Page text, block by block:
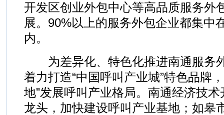
开发区创业外包中心等高品质服务外
展。90%以上的服务外包企业都集中
内。
为差异化、特色化推进南通服务
着力打造“中国呼叫产业城”特色品牌
地”发展呼叫产业格局。南通经济技
龙头，加快建设呼叫产业基地；如皋